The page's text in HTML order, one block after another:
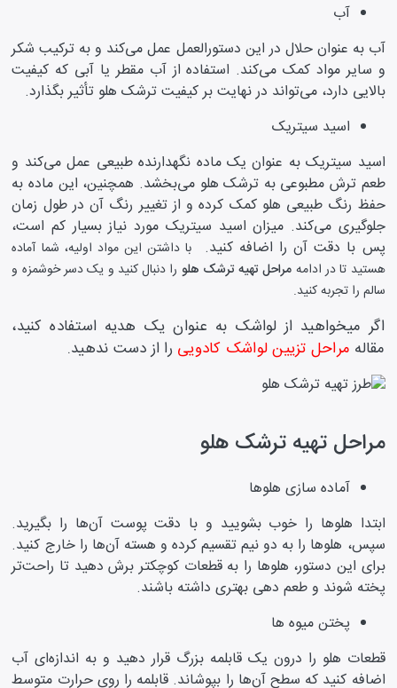
آب
آب به عنوان حلال در این دستورالعمل عمل می‌کند و به ترکیب شکر
و سایر مواد کمک می‌کند. استفاده از آب مقطر یا آبی که کیفیت
بالایی دارد، می‌تواند در نهایت بر کیفیت ترشک هلو تأثیر بگذارد.
اسید سیتریک
اسید سیتریک به عنوان یک ماده نگهدارنده طبیعی عمل می‌کند و
طعم ترش مطبوعی به ترشک هلو می‌بخشد. همچنین، این ماده به
حفظ رنگ طبیعی هلو کمک کرده و از تغییر رنگ آن در طول زمان
جلوگیری می‌کند. میزان اسید سیتریک مورد نیاز بسیار کم است،
پس با دقت آن را اضافه کنید. با داشتن این مواد اولیه، شما آماده
هستید تا در ادامه مراحل تهیه ترشک هلو را دنبال کنید و یک دسر خوشمزه و
سالم را تجربه کنید.
اگر میخواهید از لواشک به عنوان یک هدیه استفاده کنید،
مقاله مراحل تزیین لواشک کادویی را از دست ندهید.
مراحل تهیه ترشک هلو
آماده سازی هلوها
ابتدا هلو‌ها را خوب بشویید و با دقت پوست آن‌ها را بگیرید.
سپس، هلو‌ها را به دو نیم تقسیم کرده و هسته آن‌ها را خارج کنید.
برای این دستور، هلو‌ها را به قطعات کوچکتر برش دهید تا راحت‌تر
پخته شوند و طعم دهی بهتری داشته باشند.
پختن میوه ها
قطعات هلو را درون یک قابلمه بزرگ قرار دهید و به اندازه‌ای آب
اضافه کنید که سطح آن‌ها را بپوشاند. قابلمه را روی حرارت متوسط